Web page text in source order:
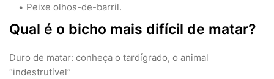
Peixe olhos-de-barril.
Qual é o bicho mais difícil de matar?
Duro de matar: conheça o tardígrado, o animal
“indestrutível”